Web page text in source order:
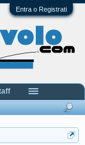
Entra o Registrati